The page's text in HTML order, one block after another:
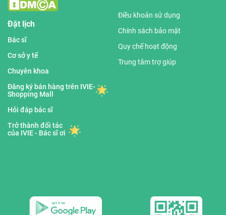
Đặt lịch
Bác sĩ
Cơ sở y tế
Chuyên khoa
Đăng ký bán hàng trên IVIE-
Shopping Mall
Hỏi đáp bác sĩ
Trở thành đối tác
của IVIE - Bác sĩ ơi
Điều khoản sử dụng
Chính sách bảo mật
Quy chế hoạt động
Trung tâm trợ giúp